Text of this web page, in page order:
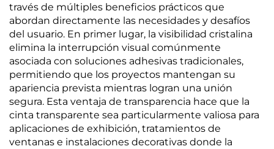
través de múltiples beneficios prácticos que
abordan directamente las necesidades y desafíos
del usuario. En primer lugar, la visibilidad cristalina
elimina la interrupción visual comúnmente
asociada con soluciones adhesivas tradicionales,
permitiendo que los proyectos mantengan su
apariencia prevista mientras logran una unión
segura. Esta ventaja de transparencia hace que la
cinta transparente sea particularmente valiosa para
aplicaciones de exhibición, tratamientos de
ventanas e instalaciones decorativas donde la